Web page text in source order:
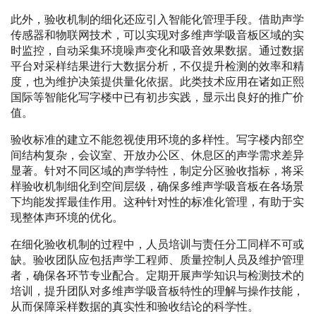
此外，验收机制的细化还应引入智能化管理手段。借助声学
传感器和物联网技术，可以实现对多维声学吸音板区域的实
时监控，自动采集环境噪声变化和吸音效果数据。通过数据
平台对采样结果进行大数据分析，不仅提升检测的效率和精
度，也为维护决策提供量化依据。此类技术应用在诸如正熙
国际等智能化写字楼中已有初步实践，显示出良好的推广价
值。
验收标准的建立不能忽视使用环境的多样性。写字楼内部空
间结构复杂，会议室、开放办公区、休息区的声学需求差异
显著。针对不同区域的声学特性，制定分区验收指标，将采
样验收机制细化到空间层级，确保多维声学吸音板在各场景
下均能发挥最佳作用。这种针对性的标准化管理，有助于实
现整体声环境的优化。
在细化验收机制的过程中，人员培训与责任分工同样不可或
缺。验收团队应包括声学工程师、质量控制人员及维护管理
者，确保各环节专业配合。定期开展声学知识与检测技术的
培训，提升团队对多维声学吸音板特性的理解与操作技能，
从而保障采样数据的真实性和验收结论的科学性。